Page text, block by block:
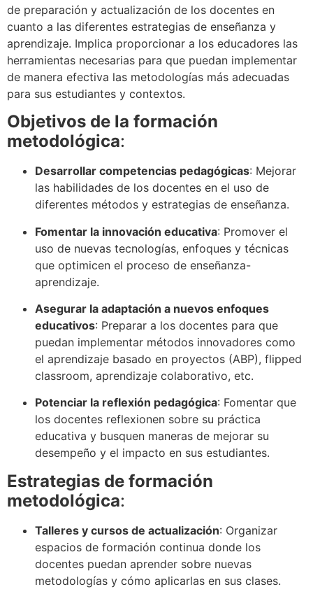
de preparación y actualización de los docentes en
cuanto a las diferentes estrategias de enseñanza y
aprendizaje. Implica proporcionar a los educadores las
herramientas necesarias para que puedan implementar
de manera efectiva las metodologías más adecuadas
para sus estudiantes y contextos.
Objetivos de la formación
metodológica:
Desarrollar competencias pedagógicas: Mejorar
las habilidades de los docentes en el uso de
diferentes métodos y estrategias de enseñanza.
Fomentar la innovación educativa: Promover el
uso de nuevas tecnologías, enfoques y técnicas
que optimicen el proceso de enseñanza-
aprendizaje.
Asegurar la adaptación a nuevos enfoques
educativos: Preparar a los docentes para que
puedan implementar métodos innovadores como
el aprendizaje basado en proyectos (ABP), flipped
classroom, aprendizaje colaborativo, etc.
Potenciar la reflexión pedagógica: Fomentar que
los docentes reflexionen sobre su práctica
educativa y busquen maneras de mejorar su
desempeño y el impacto en sus estudiantes.
Estrategias de formación
metodológica:
Talleres y cursos de actualización: Organizar
espacios de formación continua donde los
docentes puedan aprender sobre nuevas
metodologías y cómo aplicarlas en sus clases.